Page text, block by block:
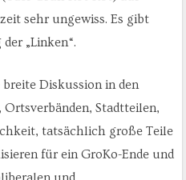
sehr ungewiss. Es gibt
„Linken“.
breite Diskussion in den
Stadtteilen,
tatsächlich große Teile
für ein GroKo-Ende und